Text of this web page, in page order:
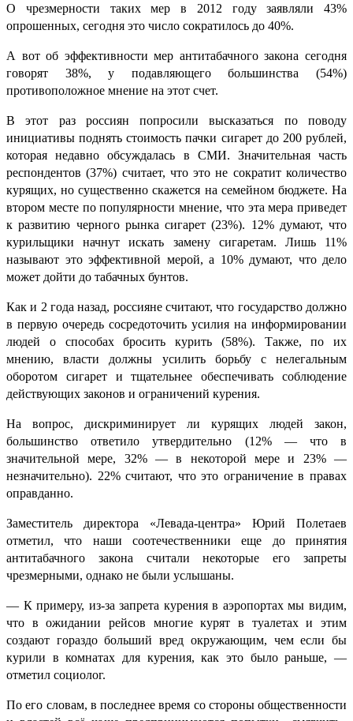
О чрезмерности таких мер в 2012 году заявляли 43%
опрошенных, сегодня это число сократилось до 40%.
А вот об эффективности мер антитабачного закона сегодня
говорят 38%, у подавляющего большинства (54%)
противоположное мнение на этот счет.
В этот раз россиян попросили высказаться по поводу
инициативы поднять стоимость пачки сигарет до 200 рублей,
которая недавно обсуждалась в СМИ. Значительная часть
респондентов (37%) считает, что это не сократит количество
курящих, но существенно скажется на семейном бюджете. На
втором месте по популярности мнение, что эта мера приведет
к развитию черного рынка сигарет (23%). 12% думают, что
курильщики начнут искать замену сигаретам. Лишь 11%
называют это эффективной мерой, а 10% думают, что дело
может дойти до табачных бунтов.
Как и 2 года назад, россияне считают, что государство должно
в первую очередь сосредоточить усилия на информировании
людей о способах бросить курить (58%). Также, по их
мнению, власти должны усилить борьбу с нелегальным
оборотом сигарет и тщательнее обеспечивать соблюдение
действующих законов и ограничений курения.
На вопрос, дискриминирует ли курящих людей закон,
большинство ответило утвердительно (12% — что в
значительной мере, 32% — в некоторой мере и 23% —
незначительно). 22% считают, что это ограничение в правах
оправданно.
Заместитель директора «Левада-центра» Юрий Полетаев
отметил, что наши соотечественники еще до принятия
антитабачного закона считали некоторые его запреты
чрезмерными, однако не были услышаны.
— К примеру, из-за запрета курения в аэропортах мы видим,
что в ожидании рейсов многие курят в туалетах и этим
создают гораздо больший вред окружающим, чем если бы
курили в комнатах для курения, как это было раньше, —
отметил социолог.
По его словам, в последнее время со стороны общественности